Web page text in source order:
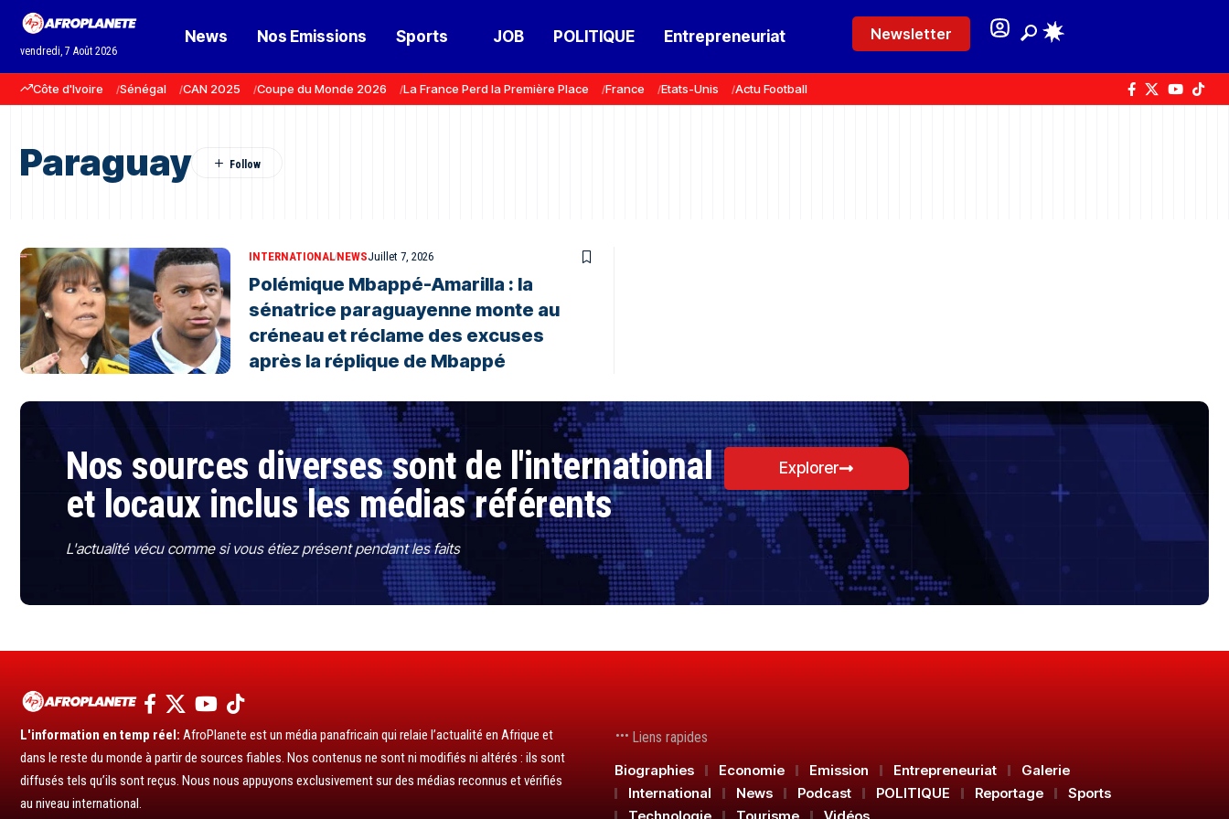
vendredi, 7 Août 2026
News Nos Emissions Sports JOB POLITIQUE Entrepreneuriat Newsletter
Côte d'Ivoire Sénégal CAN 2025 Coupe du Monde 2026 La France Perd la Première Place France Etats-Unis Actu Football
Paraguay
INTERNATIONALNEWSJuillet 7, 2026
Polémique Mbappé-Amarilla : la
sénatrice paraguayenne monte au
créneau et réclame des excuses
après la réplique de Mbappé
Nos sources diverses sont de l'international
et locaux inclus les médias référents
L'actualité vécu comme si vous étiez présent pendant les faits
Explorer
L'information en temp réel: AfroPlanete est un média panafricain qui relaie l’actualité en Afrique et
dans le reste du monde à partir de sources fiables. Nos contenus ne sont ni modifiés ni altérés : ils sont
diffusés tels qu’ils sont reçus. Nous nous appuyons exclusivement sur des médias reconnus et vérifiés
au niveau international.
Liens rapides
Biographies
Economie Emission Entrepreneuriat
Galerie
International
News Podcast POLITIQUE Reportage
Sports